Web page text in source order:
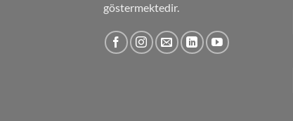
göstermektedir.